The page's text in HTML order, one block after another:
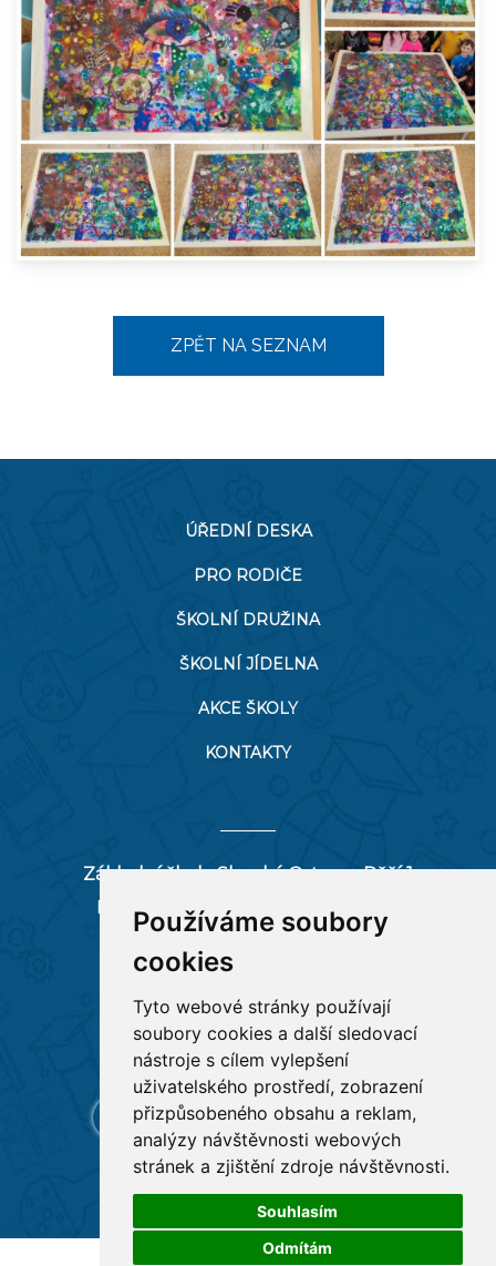
Používáme soubory
cookies
Tyto webové stránky používají
soubory cookies a další sledovací
nástroje s cílem vylepšení
uživatelského prostředí, zobrazení
přizpůsobeného obsahu a reklam,
analýzy návštěvnosti webových
stránek a zjištění zdroje návštěvnosti.
Souhlasím
Odmítám
ZPĚT NA SEZNAM
ÚŘEDNÍ DESKA
PRO RODIČE
ŠKOLNÍ DRUŽINA
ŠKOLNÍ JÍDELNA
AKCE ŠKOLY
KONTAKTY
Základní škola Slezská Ostrava, Pěší 1
Pěší 66/1, 712 00 Ostrava-Muglinov
tel:596 244 880
RYCHLÉ ODKAZY